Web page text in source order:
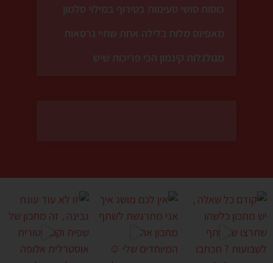
כוסות סושי טעימות בטירוף במילוי סלמון
מאפינס מלוח בלילה אחת שתיי גרסאות
מגולגלות קינמון הכי פריכות שיש